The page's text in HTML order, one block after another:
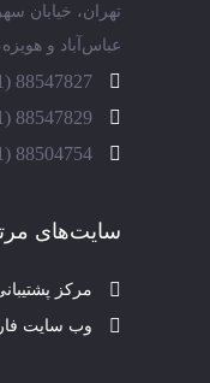
تهران، خیابان
عباس‌آباد و هویزه،
88547827 (021)
88547829 (021)
88504754 (021)
سایت‌های
مرکز
وب سایت